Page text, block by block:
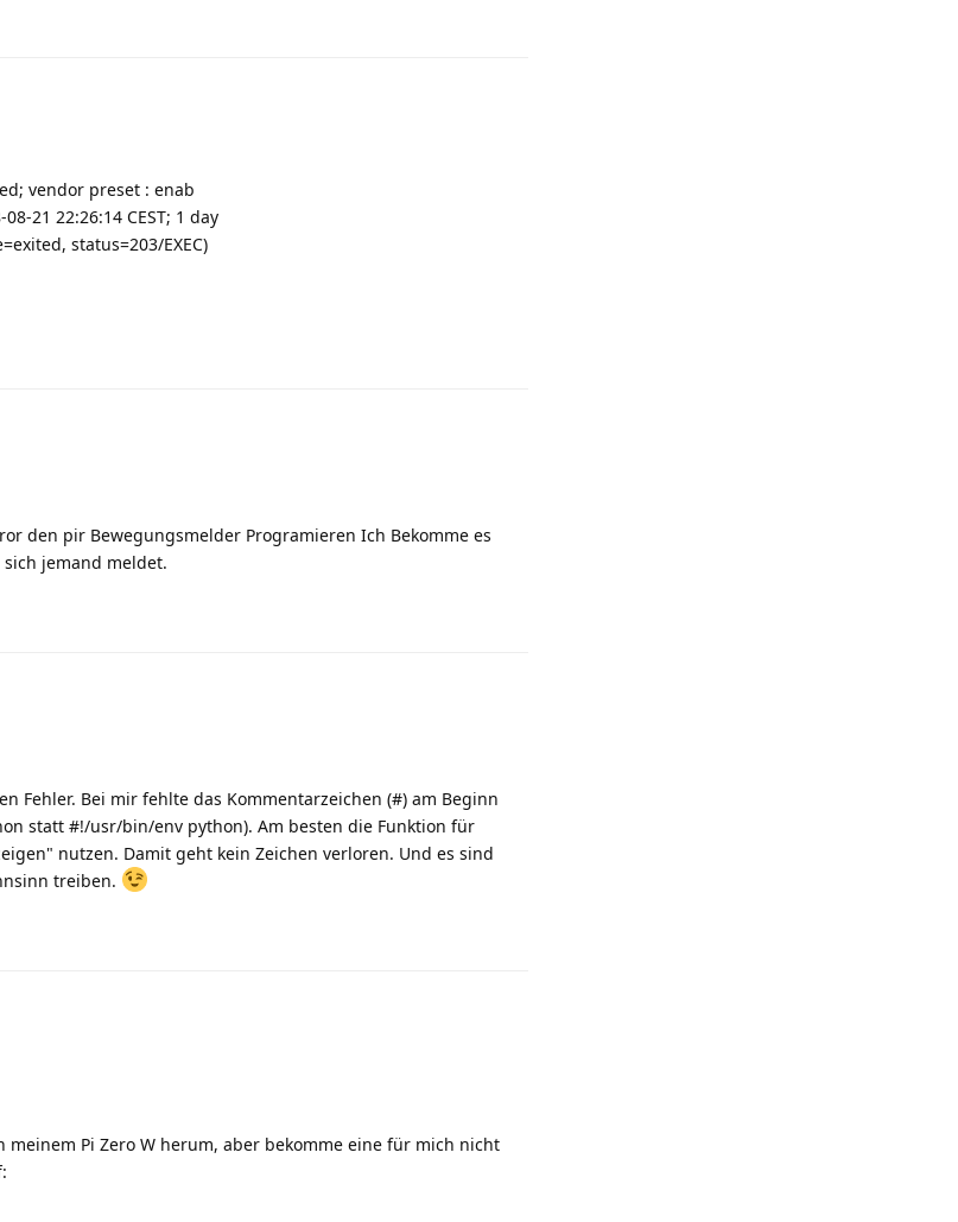
vendor preset : enab
21 22:26:14 CEST; 1 day
status=203/EXEC)
den pir Bewegungsmelder Programieren Ich Bekomme es
jemand meldet.
Fehler. Bei mir fehlte das Kommentarzeichen (#) am Beginn
statt #!/usr/bin/env python). Am besten die Funktion für
nutzen. Damit geht kein Zeichen verloren. Und es sind
treiben.
meinem Pi Zero W herum, aber bekomme eine für mich nicht